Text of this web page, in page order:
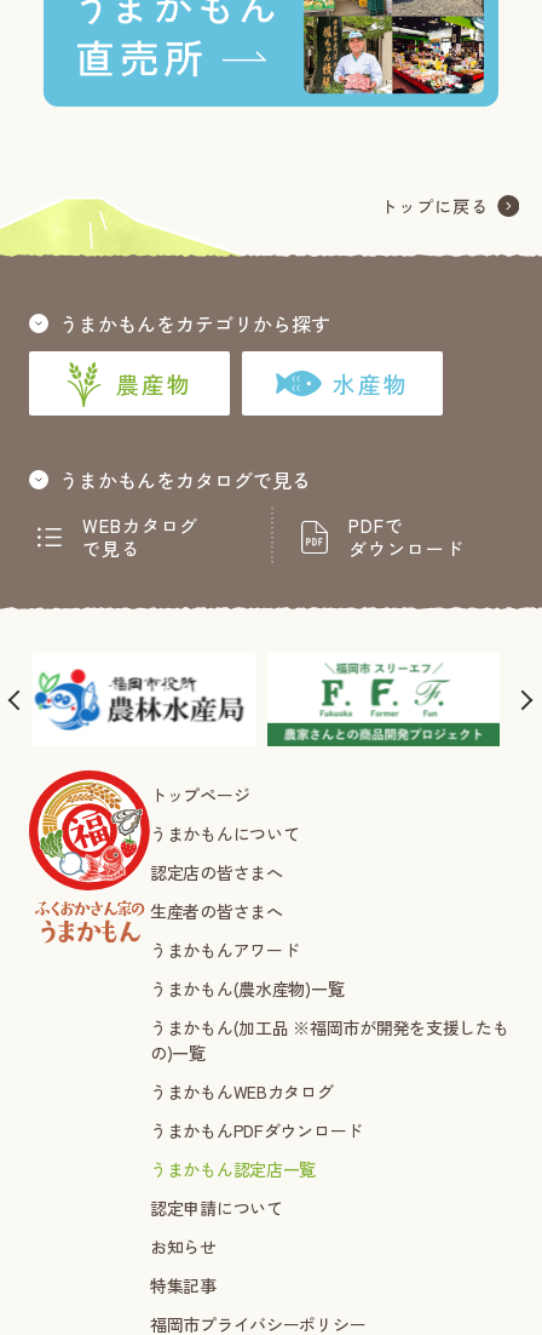
うまかもんをカテゴリから探す
農産物 水産物
うまかもんをカタログで見る
WEBカタログ
で見る
PDFで
ダウンロード
トップページ
うまかもんについて
認定店の皆さまへ
生産者の皆さまへ
うまかもんアワード
うまかもん(農水産物)一覧
うまかもん(加工品 ※福岡市が開発を支援したも
の)一覧
うまかもんWEBカタログ
うまかもんPDFダウンロード
うまかもん認定店一覧
認定申請について
お知らせ
特集記事
福岡市プライバシーポリシー